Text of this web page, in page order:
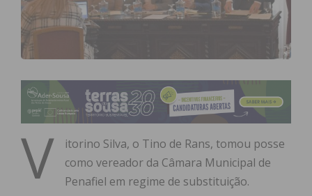
V
itorino Silva, o Tino de Rans, tomou posse
como vereador da Câmara Municipal de
Penafiel em regime de substituição.